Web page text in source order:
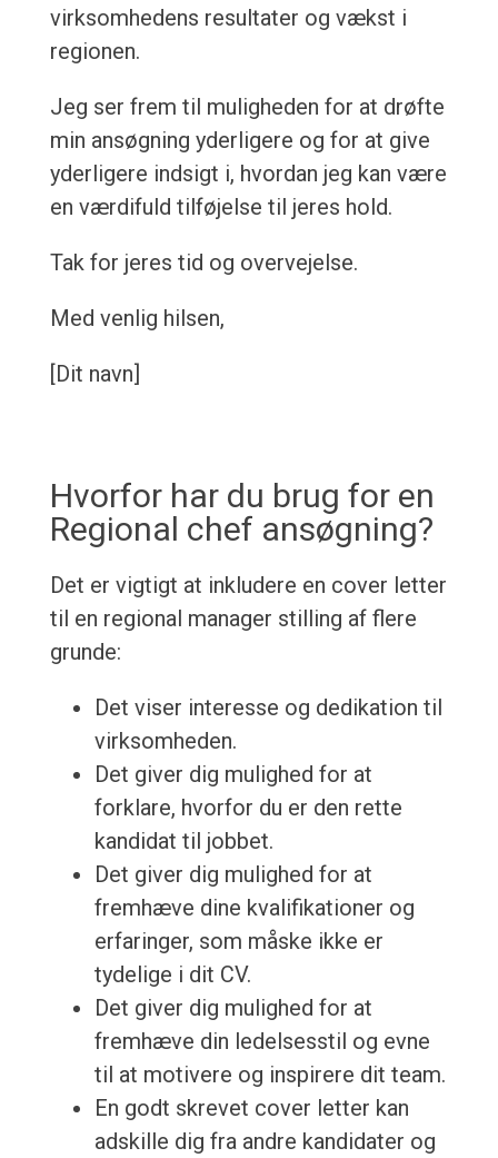
virksomhedens resultater og vækst i
regionen.
Jeg ser frem til muligheden for at drøfte
min ansøgning yderligere og for at give
yderligere indsigt i, hvordan jeg kan være
en værdifuld tilføjelse til jeres hold.
Tak for jeres tid og overvejelse.
Med venlig hilsen,
[Dit navn]
Hvorfor har du brug for en
Regional chef ansøgning?
Det er vigtigt at inkludere en cover letter
til en regional manager stilling af flere
grunde:
Det viser interesse og dedikation til
virksomheden.
Det giver dig mulighed for at
forklare, hvorfor du er den rette
kandidat til jobbet.
Det giver dig mulighed for at
fremhæve dine kvalifikationer og
erfaringer, som måske ikke er
tydelige i dit CV.
Det giver dig mulighed for at
fremhæve din ledelsesstil og evne
til at motivere og inspirere dit team.
En godt skrevet cover letter kan
adskille dig fra andre kandidater og